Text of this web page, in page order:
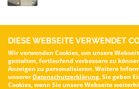
VOA – Verband für die
© Alle Rechte vorbehalten.voa.de
DIESE WEBSEITE VERWENDET
Wir verwenden Cookies, um unsere
gestalten, fortlaufend verbessern zu
Anzeigen zu personalisieren. Weitere
unsererDatenschutzerklärung.Sie geben
Cookies, wenn Sie unsere Webseite